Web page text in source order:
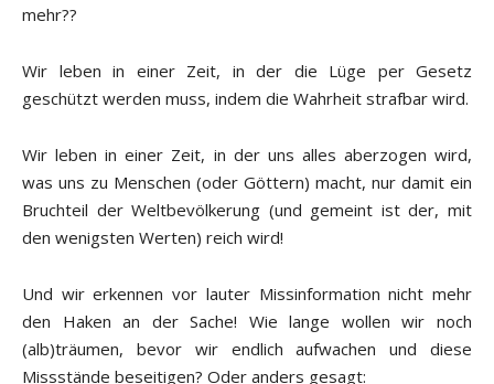
mehr??
Wir leben in einer Zeit, in der die Lüge per Gesetz
geschützt werden muss, indem die Wahrheit strafbar wird.
Wir leben in einer Zeit, in der uns alles aberzogen wird,
was uns zu Menschen (oder Göttern) macht, nur damit ein
Bruchteil der Weltbevölkerung (und gemeint ist der, mit
den wenigsten Werten) reich wird!
Und wir erkennen vor lauter Missinformation nicht mehr
den Haken an der Sache! Wie lange wollen wir noch
(alb)träumen, bevor wir endlich aufwachen und diese
Missstände beseitigen? Oder anders gesagt: